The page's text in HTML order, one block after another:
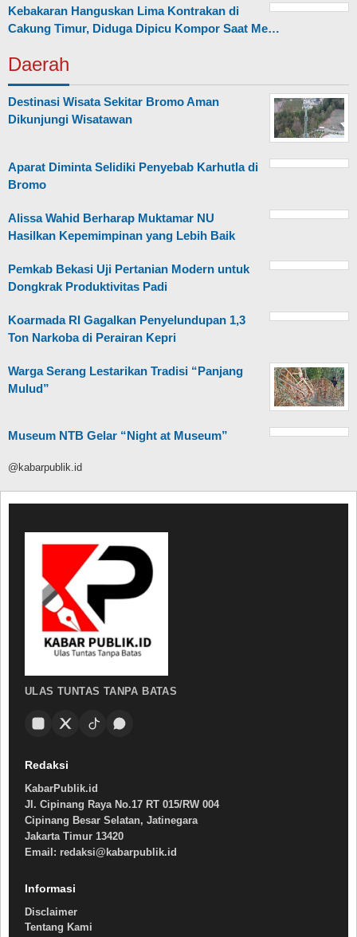
Kebakaran Hanguskan Lima Kontrakan di
Cakung Timur, Diduga Dipicu Kompor Saat Me…
Daerah
Destinasi Wisata Sekitar Bromo Aman
Dikunjungi Wisatawan
Aparat Diminta Selidiki Penyebab Karhutla di
Bromo
Alissa Wahid Berharap Muktamar NU
Hasilkan Kepemimpinan yang Lebih Baik
Pemkab Bekasi Uji Pertanian Modern untuk
Dongkrak Produktivitas Padi
Koarmada RI Gagalkan Penyelundupan 1,3
Ton Narkoba di Perairan Kepri
Warga Serang Lestarikan Tradisi “Panjang
Mulud”
Museum NTB Gelar “Night at Museum”
@kabarpublik.id
ULAS TUNTAS TANPA BATAS
Redaksi
KabarPublik.id
Jl. Cipinang Raya No.17 RT 015/RW 004
Cipinang Besar Selatan, Jatinegara
Jakarta Timur 13420
Email: redaksi@kabarpublik.id
Informasi
Disclaimer
Tentang Kami